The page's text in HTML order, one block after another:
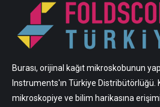
Burası, orijinal kağıt mikroskobunun
Instruments'ın Türkiye Distribütörlüğü.
mikroskopiye ve bilim harikasına